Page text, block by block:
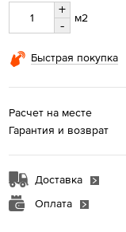
+
-
м2
Быстрая покупка
Расчет на месте
Гарантия и возврат
Доставка
Оплата